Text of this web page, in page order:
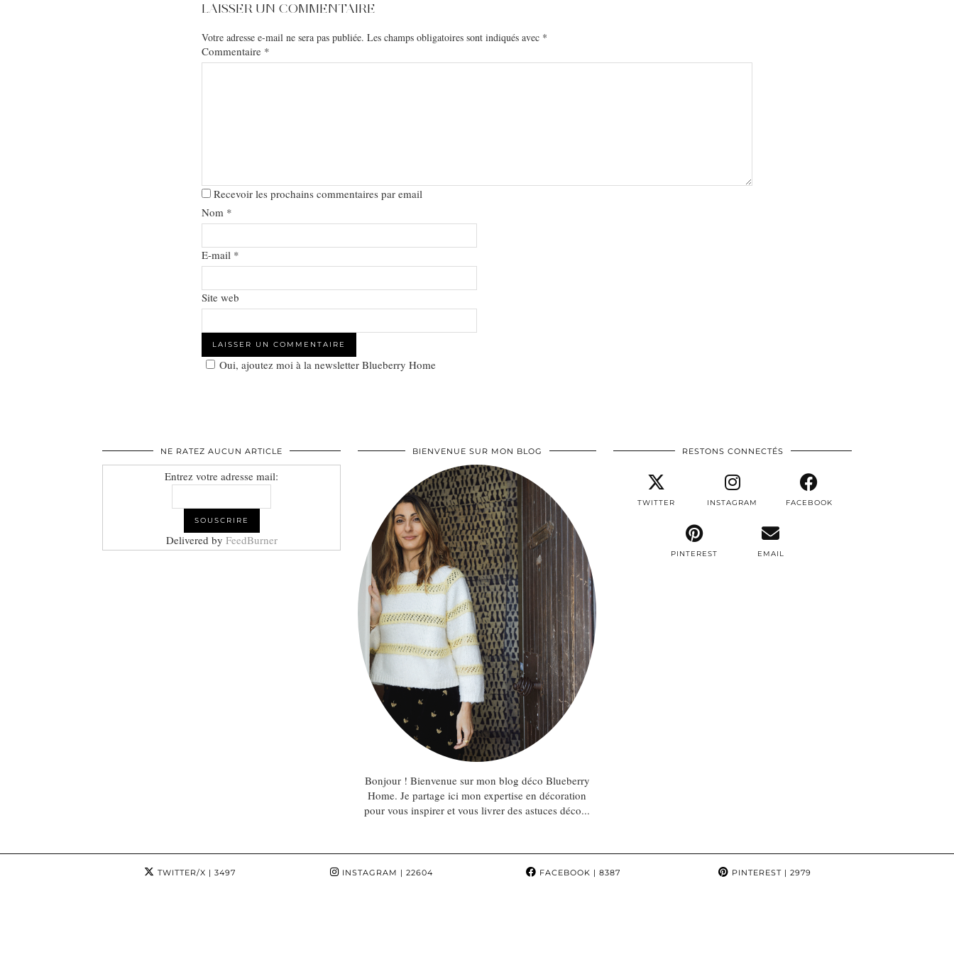
LAISSER UN COMMENTAIRE
Votre adresse e-mail ne sera pas publiée. Les champs obligatoires sont indiqués avec *
Commentaire *
Recevoir les prochains commentaires par email
Nom *
E-mail *
Site web
Oui, ajoutez moi à la newsletter Blueberry Home
NE RATEZ AUCUN ARTICLE
Entrez votre adresse mail:
Delivered by FeedBurner
BIENVENUE SUR MON BLOG
Bonjour ! Bienvenue sur mon blog déco Blueberry
Home. Je partage ici mon expertise en décoration
pour vous inspirer et vous livrer des astuces déco...
RESTONS CONNECTÉS
TWITTER INSTAGRAM FACEBOOK
PINTEREST EMAIL
TWITTER/X | 3497 INSTAGRAM | 22604 FACEBOOK | 8387 PINTEREST| 2979